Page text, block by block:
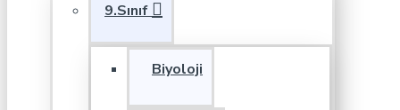
9.Sınıf
Biyoloji